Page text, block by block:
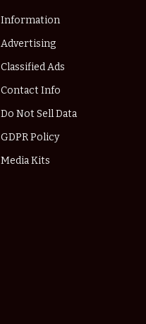
Information
Advertising
Classified Ads
Contact Info
Do Not Sell Data
GDPR Policy
Media Kits